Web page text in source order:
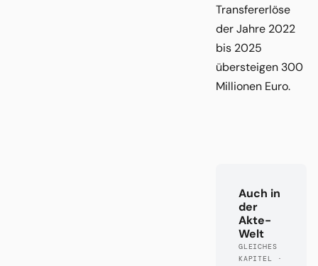
Transfererlöse
der Jahre 2022
bis 2025
übersteigen 300
Millionen Euro.
Auch in
der
Akte-
Welt
GLEICHES
KAPITEL ·